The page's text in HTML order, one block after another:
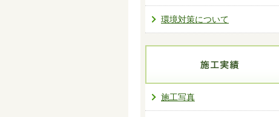
環境対策について
施工写真